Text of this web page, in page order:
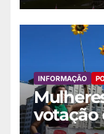
INFORMAÇÃO
votação